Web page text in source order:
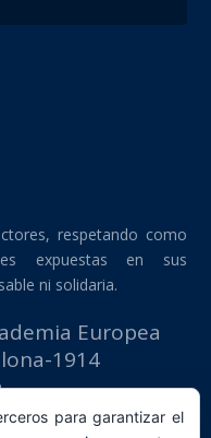
respetando como
expuestas en sus
ni solidaria.
Europea
1914
para garantizar el